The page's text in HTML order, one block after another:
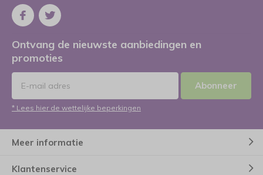
Ontvang de nieuwste aanbiedingen en
promoties
Abonneer
* Lees hier de wettelijke beperkingen
Meer informatie
Klantenservice